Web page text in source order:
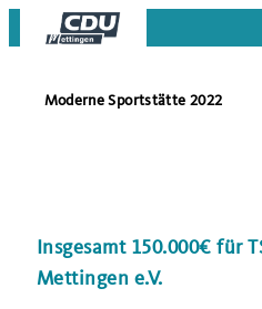
Moderne Sportstätte 2022
Insgesamt 150.000€ für
Mettingen e.V.